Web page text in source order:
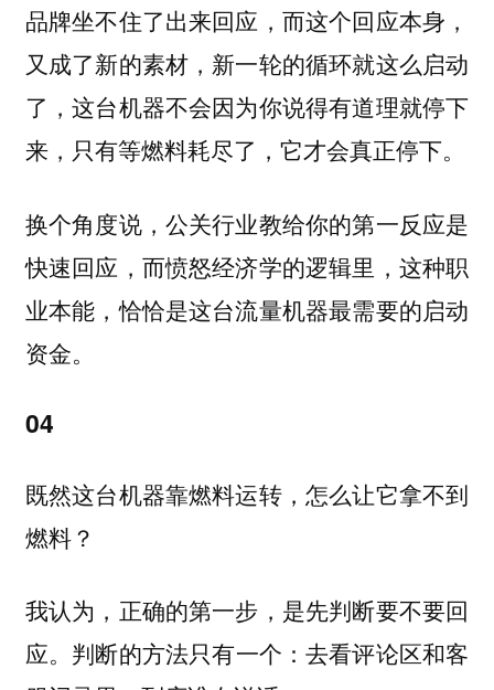
品牌坐不住了出来回应，而这个回应本身，
又成了新的素材，新一轮的循环就这么启动
了，这台机器不会因为你说得有道理就停下
来，只有等燃料耗尽了，它才会真正停下。
换个角度说，公关行业教给你的第一反应是
快速回应，而愤怒经济学的逻辑里，这种职
业本能，恰恰是这台流量机器最需要的启动
资金。
04
既然这台机器靠燃料运转，怎么让它拿不到
燃料？
我认为，正确的第一步，是先判断要不要回
应。 判断的方法只有一个：去看评论区和客